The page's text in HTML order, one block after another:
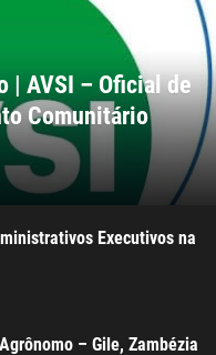
| AVSI – Oficial de
Comunitário
Executivos na
– Gile, Zambézia